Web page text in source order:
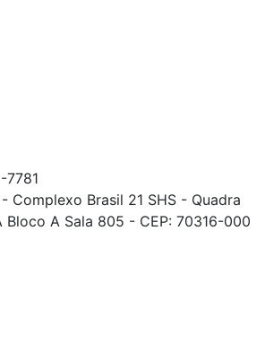
7781
Complexo Brasil 21 SHS - Quadra
Bloco A Sala 805 - CEP: 70316-000